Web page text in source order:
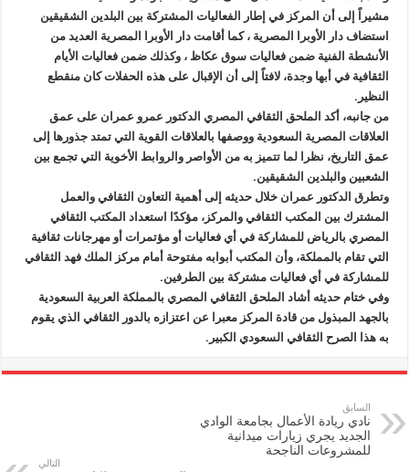
مشيراً إلى أن المركز في إطار الفعاليات المشتركة بين البلدين الشقيقين
استضاف دار الأوبرا المصرية ، كما أقامت دار الأوبرا المصرية العديد من
الأنشطة الفنية ضمن فعاليات سوق عكاظ ، وكذلك ضمن فعاليات الأيام
الثقافية في أبها وجدة، لافتاً إلى أن الإقبال على هذه الحفلات كان منقطع
النظير.
من جانبه، أكد الملحق الثقافي المصري الدكتور عمرو عمران على عمق
العلاقات المصرية السعودية ووصفها بالعلاقات القوية التي تمتد جذورها إلى
عمق التاريخ، نظرا لما تتميز به من الأواصر والروابط الأخوية التي تجمع بين
الشعبين والبلدين الشقيقين.
وتطرق الدكتور عمران خلال حديثه إلى أهمية التعاون الثقافي والعمل
المشترك بين المكتب الثقافي والمركز، مؤكدًا استعداد المكتب الثقافي
المصري بالرياض للمشاركة في أي فعاليات أو مؤتمرات أو مهرجانات ثقافية
التي تقام بالمملكة، وأن المكتب أبوابه مفتوحة أمام مركز الملك فهد الثقافي
للمشاركة في أي فعاليات مشتركة بين الطرفين.
وفي ختام حديثه أشاد الملحق الثقافي المصري بالمملكة العربية السعودية
بالجهد المبذول من قادة المركز معبرا عن اعتزازه بالدور الثقافي الذي يقوم
به هذا الصرح الثقافي السعودي الكبير.
السابق
نادي ريادة الأعمال بجامعة الوادي
الجديد يجري زيارات ميدانية
للمشروعات الناجحة
التالي